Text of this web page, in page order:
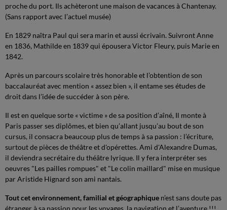
proche du port. Ils achèteront une maison de vacances à Chantenay.
(Sans rapport avec l’actuel musée)
En 1829 naîtra Paul qui sera marin et aussi écrivain. Suivront Anne
en 1836, Mathilde en 1839 qui épousera Victor Fleury, puis Marie en
1842.
Après un parcours scolaire très honorable et l’obtention de son
baccalauréat avec mention « assez bien », il entame ses études de
droit dans l’idée de succéder à son père.
Il est en quelque sorte « victime » de sa position d’aîné, Il monte à
Paris passer ses diplômes, et bien qu’allant jusqu’au bout de son
cursus, il consacra beaucoup plus de temps à sa passion : l’écriture,
surtout de pièces de théâtre et d'opérettes. Ami d'Alexandre Dumas,
il deviendra secrétaire du théâtre lyrique. Il y fera interpréter ses
oeuvres "Les pailles rompues" et "Le colin maillard" mise en musique
par Aristide Hignard son ami nantais.
Tout cet environnement, familial et géographique n’est sans doute pas
étranger à sa passion pour les voyages, la navigation et l’aventure !!!